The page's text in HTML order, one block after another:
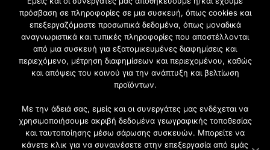
Εγγραφή στο Newsletter
Γίνετε μέλος της μεγαλύτερης διαδικτυακής κοινότητας, ειδικά
για αρχιτέκτονες, σχεδιαστές και λάτρεις της κατασκευής και
πρόσβαση σε πληροφορίες σε μια συσκευή, όπως cookies και
επεξεργαζόμαστε προσωπικά δεδομένα, όπως μοναδικά
αναγνωριστικά και τυπικές πληροφορίες που αποστέλλονται
από μια συσκευή για εξατομικευμένες διαφημίσεις και
περιεχόμενο, μέτρηση διαφημίσεων και περιεχομένου, καθώς
και απόψεις του κοινού για την ανάπτυξη και βελτίωση
προϊόντων.
Με την άδειά σας, εμείς και οι συνεργάτες μας ενδέχεται να
χρησιμοποιήσουμε ακριβή δεδομένα γεωγραφικής τοποθεσίας
και ταυτοποίησης μέσω σάρωσης συσκευών. Μπορείτε να
κάνετε κλικ για να συναινέσετε στην επεξεργασία από εμάς